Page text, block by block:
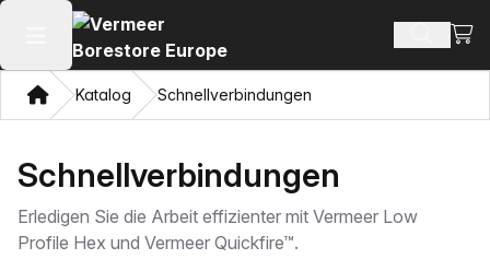
Hauptmenü öffnen
HeimKatalog Schnellverbindungen
Schnellverbindungen
Erledigen Sie die Arbeit effizienter mit Vermeer Low
Profile Hex und Vermeer Quickfire™.